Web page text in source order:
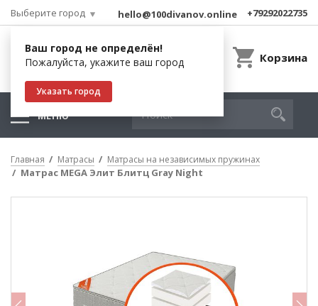
Выберите город
Ваш город не определён!
Пожалуйста, укажите ваш город
Указать город
hello@100divanov.online +79292022735
Корзина
МЕНЮ
Главная Матрасы Матрасы на независимых пружинах
Матрас MEGA Элит Блитц Gray Night